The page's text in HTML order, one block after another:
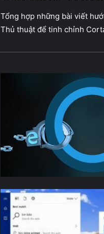
Tổng hợp những bài viết
Thủ thuật để tinh chỉnh